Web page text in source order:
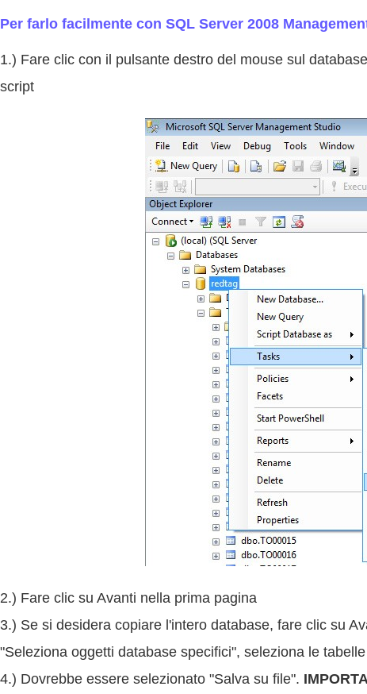
Per farlo facilmente con SQL Server 2008
1.) Fare clic con il pulsante destro del mouse sul
script
2.) Fare clic su Avanti nella prima pagina
3.) Se si desidera copiare l'intero database, fare clic su
"Seleziona oggetti database specifici", seleziona le
4.) Dovrebbe essere selezionato "Salva su file".